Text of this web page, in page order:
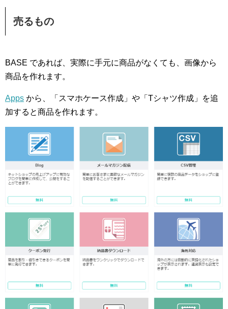
売るもの
BASE であれば、実際に手元に商品がなくても、画像から
商品を作れます。
Apps から、「スマホケース作成」や「Tシャツ作成」を追
加すると商品を作れます。